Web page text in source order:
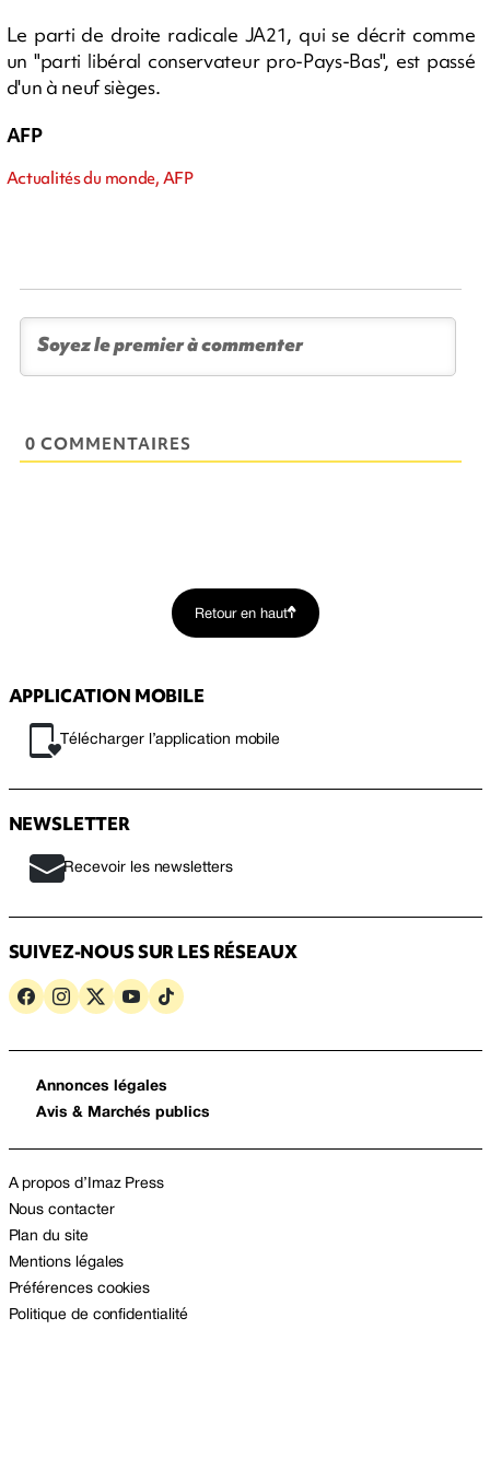
Le parti de droite radicale JA21, qui se décrit comme
un "parti libéral conservateur pro-Pays-Bas", est passé
d'un à neuf sièges.
AFP
Actualités du monde, AFP
0 COMMENTAIRES
Retour en haut
APPLICATION MOBILE
Télécharger l’application mobile
NEWSLETTER
Recevoir les newsletters
SUIVEZ-NOUS SUR LES RÉSEAUX
Annonces légales
Avis & Marchés publics
A propos d’Imaz Press
Nous contacter
Plan du site
Mentions légales
Préférences cookies
Politique de confidentialité